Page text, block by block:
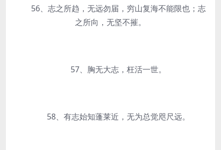
56、志之所趋，无远勿届，穷山复海不能限也；志
之所向，无坚不摧。
57、胸无大志，枉活一世。
58、有志始知蓬莱近，无为总觉咫尺远。